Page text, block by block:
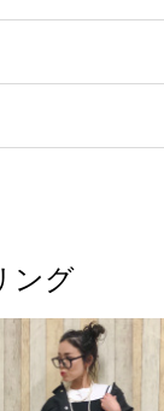
ング